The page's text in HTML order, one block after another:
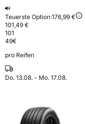
Teuerste Option:176,99 €
101,49 €
101
49€
pro Reifen
Do. 13.08. - Mo. 17.08.